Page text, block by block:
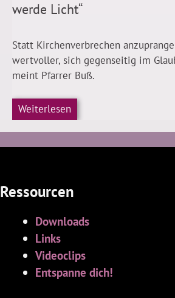
werde Licht“
Statt Kirchenverbrechen
wertvoller, sich gegenseitig im
meint Pfarrer Buß.
Weiterlesen
Ressourcen
Downloads
Links
Videoclips
Entspanne dich!